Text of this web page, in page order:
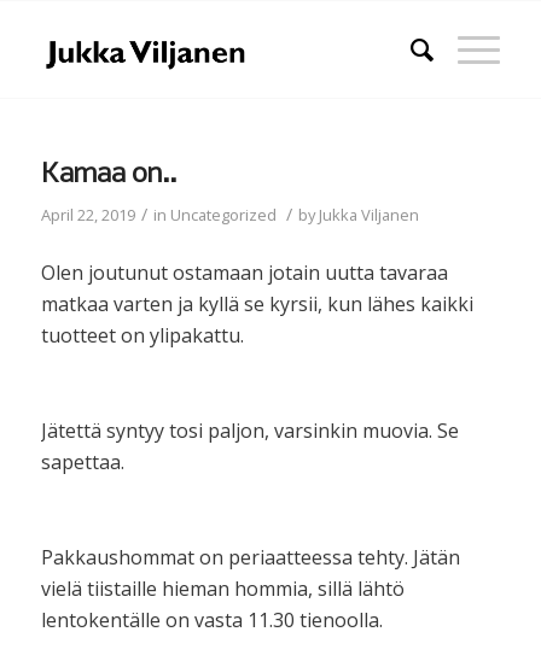
Kamaa on..
April 22, 2019 / in Uncategorized / byJukka Viljanen
Olen joutunut ostamaan jotain uutta tavaraa
matkaa varten ja kyllä se kyrsii, kun lähes kaikki
tuotteet on ylipakattu.
Jätettä syntyy tosi paljon, varsinkin muovia. Se
sapettaa.
Pakkaushommat on periaatteessa tehty. Jätän
vielä tiistaille hieman hommia, sillä lähtö
lentokentälle on vasta 11.30 tienoolla.